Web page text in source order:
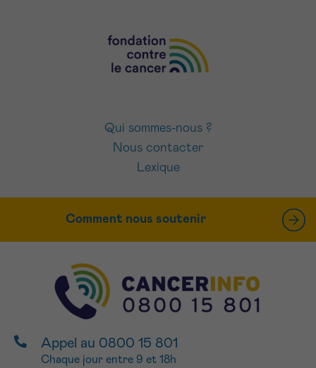
Qui sommes-nous ?
Nous contacter
Lexique
Comment nous soutenir
Appel au 0800 15 801
Chaque jour entre 9 et 18h